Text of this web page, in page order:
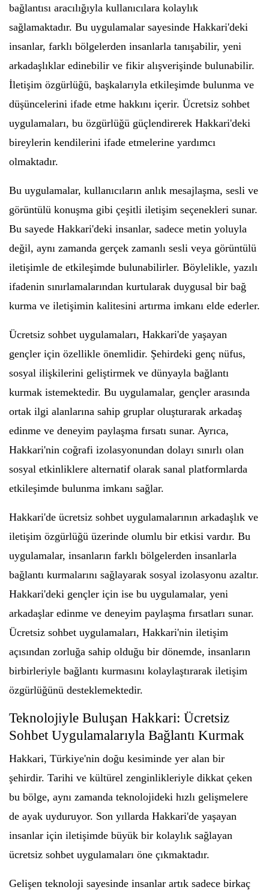
bağlantısı aracılığıyla kullanıcılara kolaylık
sağlamaktadır. Bu uygulamalar sayesinde Hakkari'deki
insanlar, farklı bölgelerden insanlarla tanışabilir, yeni
arkadaşlıklar edinebilir ve fikir alışverişinde bulunabilir.
İletişim özgürlüğü, başkalarıyla etkileşimde bulunma ve
düşüncelerini ifade etme hakkını içerir. Ücretsiz sohbet
uygulamaları, bu özgürlüğü güçlendirerek Hakkari'deki
bireylerin kendilerini ifade etmelerine yardımcı
olmaktadır.
Bu uygulamalar, kullanıcıların anlık mesajlaşma, sesli ve
görüntülü konuşma gibi çeşitli iletişim seçenekleri sunar.
Bu sayede Hakkari'deki insanlar, sadece metin yoluyla
değil, aynı zamanda gerçek zamanlı sesli veya görüntülü
iletişimle de etkileşimde bulunabilirler. Böylelikle, yazılı
ifadenin sınırlamalarından kurtularak duygusal bir bağ
kurma ve iletişimin kalitesini artırma imkanı elde ederler.
Ücretsiz sohbet uygulamaları, Hakkari'de yaşayan
gençler için özellikle önemlidir. Şehirdeki genç nüfus,
sosyal ilişkilerini geliştirmek ve dünyayla bağlantı
kurmak istemektedir. Bu uygulamalar, gençler arasında
ortak ilgi alanlarına sahip gruplar oluşturarak arkadaş
edinme ve deneyim paylaşma fırsatı sunar. Ayrıca,
Hakkari'nin coğrafi izolasyonundan dolayı sınırlı olan
sosyal etkinliklere alternatif olarak sanal platformlarda
etkileşimde bulunma imkanı sağlar.
Hakkari'de ücretsiz sohbet uygulamalarının arkadaşlık ve
iletişim özgürlüğü üzerinde olumlu bir etkisi vardır. Bu
uygulamalar, insanların farklı bölgelerden insanlarla
bağlantı kurmalarını sağlayarak sosyal izolasyonu azaltır.
Hakkari'deki gençler için ise bu uygulamalar, yeni
arkadaşlar edinme ve deneyim paylaşma fırsatları sunar.
Ücretsiz sohbet uygulamaları, Hakkari'nin iletişim
açısından zorluğa sahip olduğu bir dönemde, insanların
birbirleriyle bağlantı kurmasını kolaylaştırarak iletişim
özgürlüğünü desteklemektedir.
Teknolojiyle Buluşan Hakkari: Ücretsiz
Sohbet Uygulamalarıyla Bağlantı Kurmak
Hakkari, Türkiye'nin doğu kesiminde yer alan bir
şehirdir. Tarihi ve kültürel zenginlikleriyle dikkat çeken
bu bölge, aynı zamanda teknolojideki hızlı gelişmelere
de ayak uyduruyor. Son yıllarda Hakkari'de yaşayan
insanlar için iletişimde büyük bir kolaylık sağlayan
ücretsiz sohbet uygulamaları öne çıkmaktadır.
Gelişen teknoloji sayesinde insanlar artık sadece birkaç